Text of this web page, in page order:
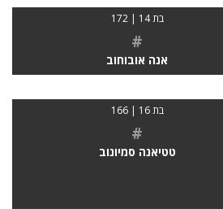
בת 14 | 172
#
אנה אובוחוב
בת 16 | 166
#
טטיאנה סמיונוב